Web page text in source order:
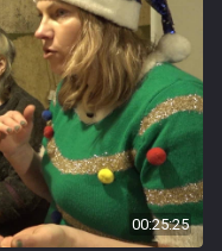
00:25:25